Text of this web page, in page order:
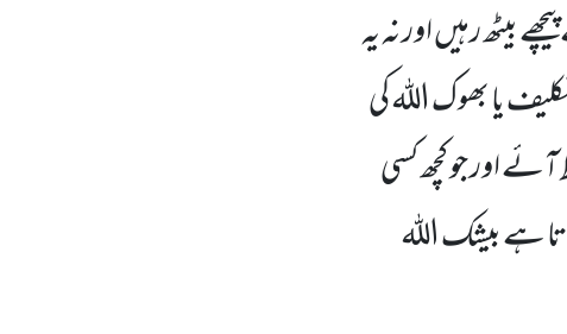
بیٹھ رہیں اور نہ یہ
یا بھوک اللہ کی
اور جو کچھ کسی
ہے بیشک اللہ